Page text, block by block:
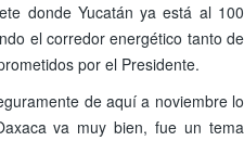
donde Yucatán ya está al 100
el corredor energético tanto de
por el Presidente.
de aquí a noviembre lo
va muy bien, fue un tema